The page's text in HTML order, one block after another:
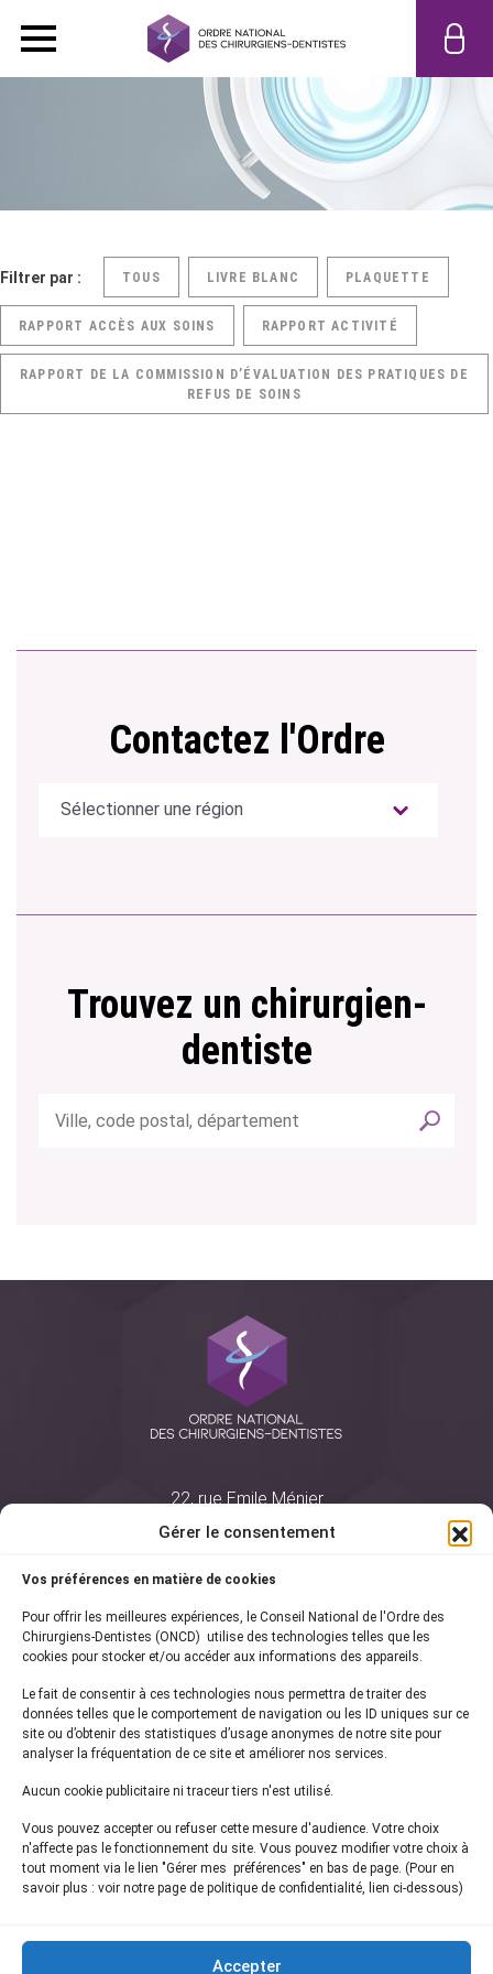
Gérer le consentement
Vos préférences en matière de cookies
Pour offrir les meilleures expériences, le Conseil National de l'Ordre des
Chirurgiens-Dentistes (ONCD) utilise des technologies telles que les
cookies pour stocker et/ou accéder aux informations des appareils.
Le fait de consentir à ces technologies nous permettra de traiter des
données telles que le comportement de navigation ou les ID uniques sur ce
site ou d’obtenir des statistiques d’usage anonymes de notre site pour
analyser la fréquentation de ce site et améliorer nos services.
Aucun cookie publicitaire ni traceur tiers n'est utilisé.
Vous pouvez accepter ou refuser cette mesure d'audience. Votre choix
n'affecte pas le fonctionnement du site. Vous pouvez modifier votre choix à
tout moment via le lien "Gérer mes préférences" en bas de page. (Pour en
savoir plus : voir notre page de politique de confidentialité, lien ci-dessous)
Accepter
Filtrer par : TOUS LIVRE BLANC PLAQUETTE
RAPPORT ACCÈS AUX SOINS RAPPORT ACTIVITÉ
RAPPORT DE LA COMMISSION D’ÉVALUATION DES PRATIQUES DE
REFUS DE SOINS
Contactez l'Ordre
Trouvez un chirurgien-
dentiste
22, rue Emile Ménier
75761 Paris Cedex 16
01 44 34 78 80
courrier@oncd.org
Actualités
Presse
Informations légales
Plan du site
Inscrivez-vous à notrenewsletter